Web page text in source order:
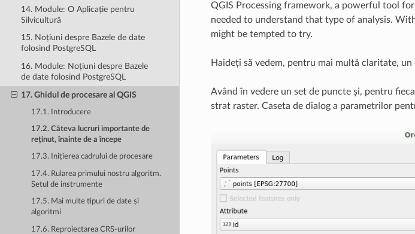
14. Module: O Aplicație pentru
Silvicultură
15. Noțiuni despre Bazele de date
folosind PostgreSQL
16. Module: Noțiuni despre Bazele
de date folosind PostgreSQL
17. Ghidul de procesare al QGIS
17.1. Introducere
17.2. Câteva lucruri importante de
reținut, înainte de a începe
17.3. Inițierea cadrului de procesare
17.4. Rularea primului nostru algoritm.
Setul de instrumente
17.5. Mai multe tipuri de date și
algoritmi
17.6. Reproiectarea CRS-urilor
QGIS Processing framework, a powerful tool
needed to understand that type of analysis.
might be tempted to try.
Haideți să vedem, pentru mai multă claritate, un
Având în vedere un set de puncte și, pentru
strat raster. Caseta de dialog a parametrilor